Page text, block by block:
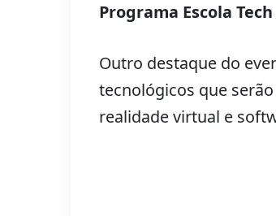
Programa Escola
Outro destaque do
tecnológicos que
realidade virtual e